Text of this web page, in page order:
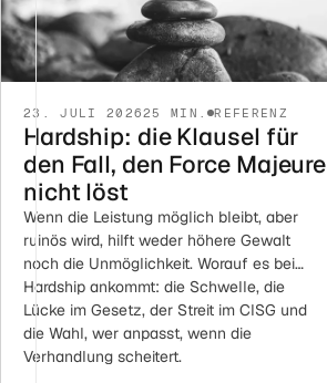
23. JULI 202625 MIN. REFERENZ
Hardship: die Klausel für
den Fall, den Force Majeure
nicht löst
Wenn die Leistung möglich bleibt, aber
ruinös wird, hilft weder höhere Gewalt
noch die Unmöglichkeit. Worauf es bei
Hardship ankommt: die Schwelle, die
Lücke im Gesetz, der Streit im CISG und
die Wahl, wer anpasst, wenn die
Verhandlung scheitert.